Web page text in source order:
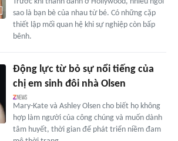
sao là bạn bè của nhau từ bé. Có những cặp
thiết lập mối quan hệ khi sự nghiệp còn bấp
bênh.
Động lực từ bỏ sự nổi tiếng của
chị em sinh đôi nhà Olsen
Mary-Kate và Ashley Olsen cho biết họ không
hợp làm người của công chúng và muốn dành
tâm huyết, thời gian để phát triển niềm đam